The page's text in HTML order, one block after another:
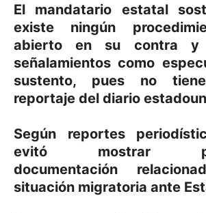
El mandatario estatal
existe ningún
abierto en su contra y
señalamientos como
sustento, pues no
reportaje del diario
Según reportes
evitó mostrar
documentación
situación migratoria ante